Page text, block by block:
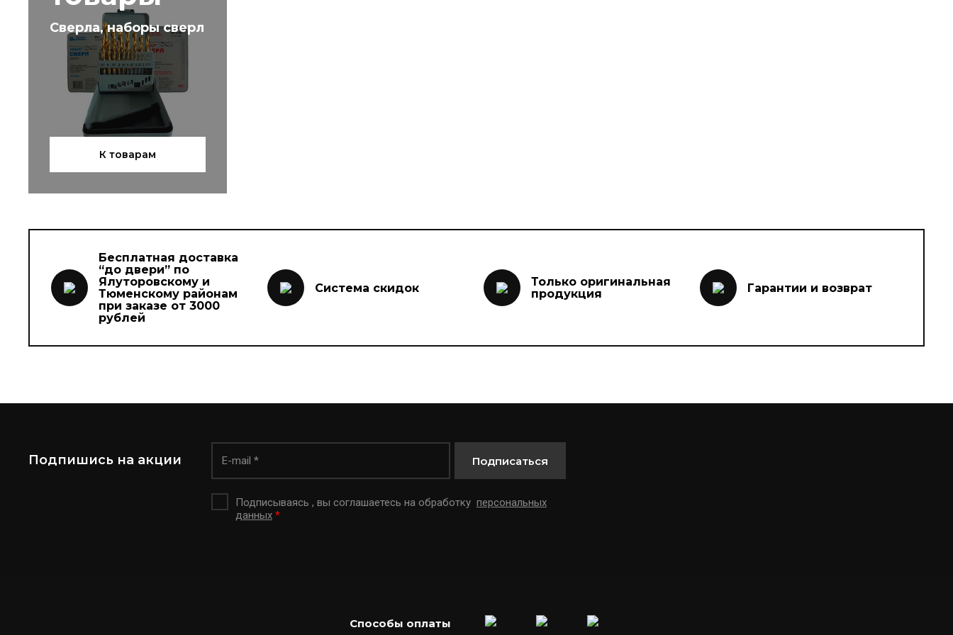
Сверла, наборы сверл
К товарам
Бесплатная доставка
“до двери” по
Ялуторовскому и
Тюменскому районам
при заказе от 3000
рублей
Система скидок
Только оригинальная
продукция
Гарантии и возврат
Подпишись на акции
Подписываясь , вы соглашаетесь на обработку персональных
данных *
Подписаться
Способы оплаты